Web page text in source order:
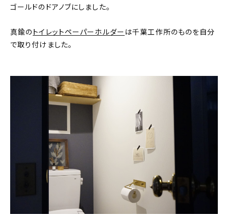
ゴールドのドアノブにしました。
真鍮のトイレットペーパーホルダー は千葉工作所のものを自分
で取り付けました。